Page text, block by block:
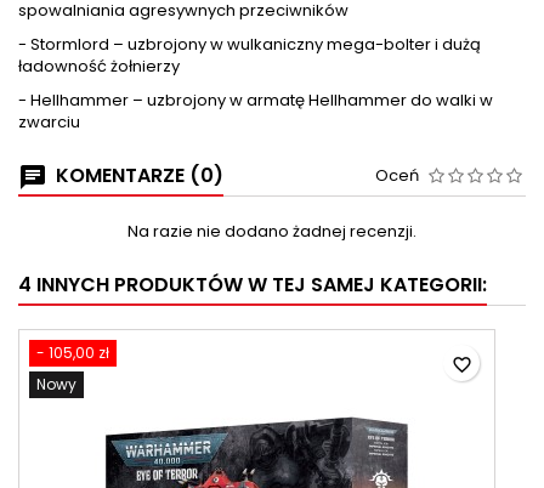
spowalniania agresywnych przeciwników
- Stormlord – uzbrojony w wulkaniczny mega-bolter i dużą
ładowność żołnierzy
- Hellhammer – uzbrojony w armatę Hellhammer do walki w
zwarciu
KOMENTARZE (0) Oceń
Na razie nie dodano żadnej recenzji.
4 INNYCH PRODUKTÓW W TEJ SAMEJ KATEGORII:
- 105,00 zł
Nowy
favorite_border